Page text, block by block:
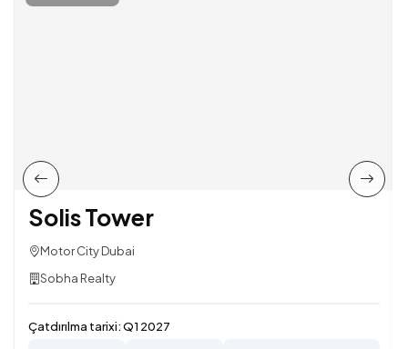
Solis Tower
Motor City Dubai
Sobha Realty
Çatdırılma tarixi:Q1 2027